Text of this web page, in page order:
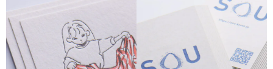
色指定、白抜..
した。 ベタ印刷の白抜き箇所の